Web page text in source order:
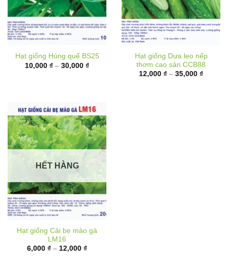
Hạt giống Húng quế BS25
10,000₫ – 30,000₫
giá:
từ
Hạt giống Dưa leo nếp
12,000₫ – 35,000₫Khoảng
giá:
từ
HẾT HÀNG
Hạt giống Cải bẹ mào gà
6,000 ₫ – 12,000₫ Khoảng
từ